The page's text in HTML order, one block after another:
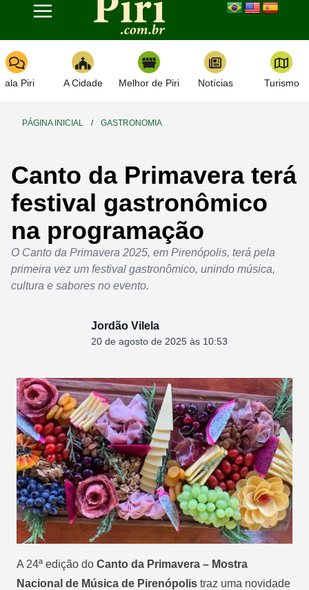
Toggle navigation
Piri A Cidade Melhor de Piri Notícias Turismo
PÁGINA INICIAL / GASTRONOMIA
Canto da Primavera terá
festival gastronômico
na programação
O Canto da Primavera 2025, em Pirenópolis, terá pela
primeira vez um festival gastronômico, unindo música,
cultura e sabores no evento.
Jordão Vilela
20 de agosto de 2025 às 10:53
A 24ª edição do Canto da Primavera – Mostra
Nacional de Música de Pirenópolis traz uma novidade